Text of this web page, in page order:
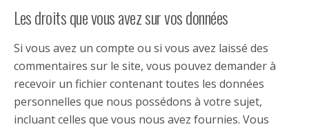
Les droits que vous avez sur vos données
Si vous avez un compte ou si vous avez laissé des
commentaires sur le site, vous pouvez demander à
recevoir un fichier contenant toutes les données
personnelles que nous possédons à votre sujet,
incluant celles que vous nous avez fournies. Vous